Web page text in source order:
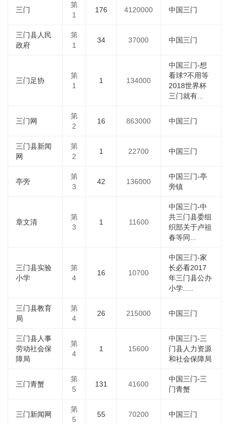
三门
第
1
176 4120000 中国三门
三门县人民
政府
第
1
34 37000 中国三门
三门足协
第
1
1 134000
中国三门-想
看球?不用等
2018世界杯
三门就有...
三门网
第
2
16 863000 中国三门
三门县新闻
网
第
2
1 22700 中国三门
亭旁
第
3
42 136000
中国三门-亭
旁镇
章文清
第
3
1 11600
中国三门-中
共三门县委组
织部关于卢祖
春等同...
三门县实验
小学
第
4
16 10700
中国三门-家
长必看2017
年三门县公办
小学.....
三门县教育
局
第
4
26 215000 中国三门
三门县人事
劳动社会保
障局
第
4
1 15600
中国三门-三
门县人力资源
和社会保障局
三门青蟹
第
5
131 41600
中国三门-三
门青蟹
三门新闻网
第
5
55 70200 中国三门